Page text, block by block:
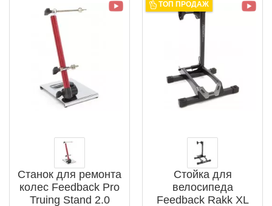
Станок для ремонта
колес Feedback Pro
Truing Stand 2.0
ТОП ПРОДАЖ
Стойка для
велосипеда
Feedback Rakk XL